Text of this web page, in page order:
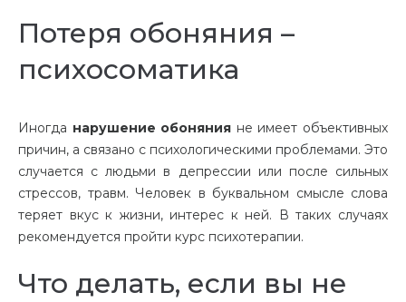
Потеря обоняния –
психосоматика
Иногда нарушение обоняния не имеет объективных
причин, а связано с психологическими проблемами. Это
случается с людьми в депрессии или после сильных
стрессов, травм. Человек в буквальном смысле слова
теряет вкус к жизни, интерес к ней. В таких случаях
рекомендуется пройти курс психотерапии.
Что делать, если вы не